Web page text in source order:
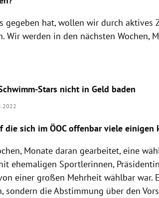
gegeben hat, wollen wir durch aktives
Wir werden in den nächsten Wochen,
Stars nicht in Geld baden
die sich im ÖOC offenbar viele einigen
Monate daran gearbeitet, eine
ehemaligen Sportlerinnen,
einer großen Mehrheit wählbar war.
die Abstimmung über den